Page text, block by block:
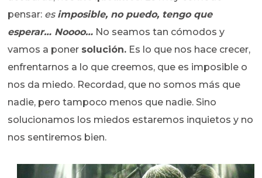
pensar: es imposible, no puedo, tengo que
esperar… Noooo… No seamos tan cómodos y
vamos a poner solución. Es lo que nos hace crecer,
enfrentarnos a lo que creemos, que es imposible o
nos da miedo. Recordad, que no somos más que
nadie, pero tampoco menos que nadie. Sino
solucionamos los miedos estaremos inquietos y no
nos sentiremos bien.